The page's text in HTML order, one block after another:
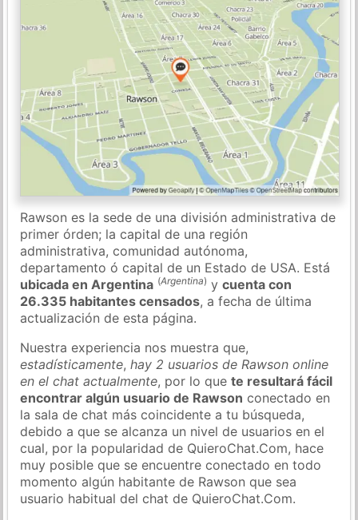
Rawson es la sede de una división administrativa de
primer órden; la capital de una región
administrativa, comunidad autónoma,
departamento ó capital de un Estado de USA. Está
ubicada en Argentina (Argentina) ycuenta con
26.335 habitantes censados, a fecha de última
actualización de esta página.
Nuestra experiencia nos muestra que,
estadísticamente,hay 2 usuarios de Rawson online
en el chat actualmente, por lo quete resultará fácil
encontrar algún usuario de Rawson conectado en
la sala de chat más coincidente a tu búsqueda,
debido a que se alcanza un nivel de usuarios en el
cual, por la popularidad de QuieroChat.Com, hace
muy posible que se encuentre conectado en todo
momento algún habitante de Rawson que sea
usuario habitual del chat de QuieroChat.Com.